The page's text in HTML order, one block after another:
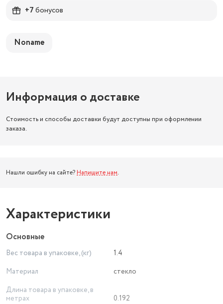
+7бонусов
Noname
Информация о доставке
Стоимость и способы доставки будут доступны при оформлении
заказа.
Нашли ошибку на сайте? Напишите нам.
Характеристики
Основные
Вес товара в упаковке, (кг)
1.4
Материал
стекло
Длина товара в упаковке, в
метрах
0.192